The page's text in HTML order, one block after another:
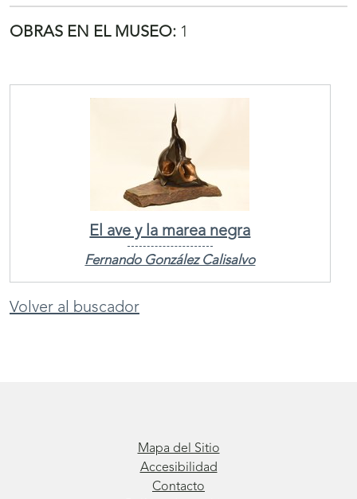
OBRAS EN EL MUSEO: 1
El ave y la marea negra
Fernando González Calisalvo
Volver al buscador
Mapa del Sitio
Accesibilidad
Contacto